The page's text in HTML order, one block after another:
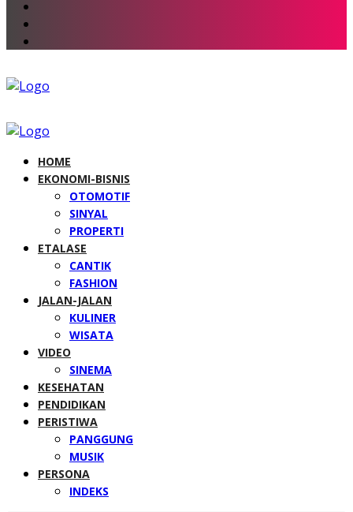
HOME
EKONOMI-BISNIS
OTOMOTIF
SINYAL
PROPERTI
ETALASE
CANTIK
FASHION
JALAN-JALAN
KULINER
WISATA
VIDEO
SINEMA
KESEHATAN
PENDIDIKAN
PERISTIWA
PANGGUNG
MUSIK
PERSONA
INDEKS